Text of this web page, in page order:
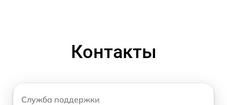
Контакты
Служба поддержки